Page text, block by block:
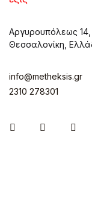
Αργυρουπόλεως
Θεσσαλονίκη,
info@metheksis.gr
2310 278301
InstagramFacebook